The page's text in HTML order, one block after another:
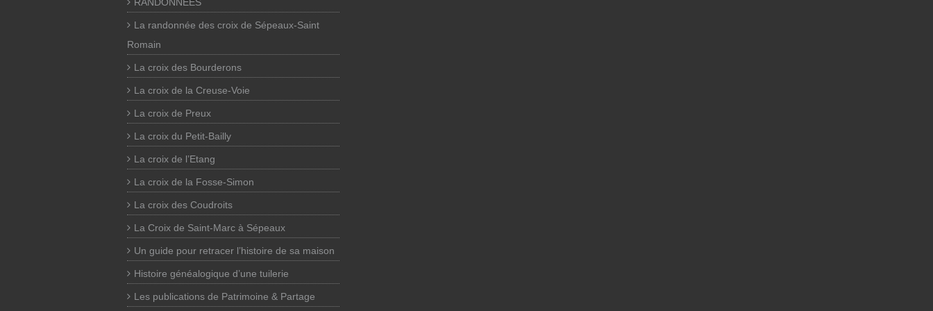
La randonnée des croix de Sépeaux-Saint
Romain
La croix des Bourderons
La croix de la Creuse-Voie
La croix de Preux
La croix du Petit-Bailly
La croix de l’Etang
La croix de la Fosse-Simon
La croix des Coudroits
La Croix de Saint-Marc à Sépeaux
Un guide pour retracer l’histoire de sa maison
Histoire généalogique d’une tuilerie
Les publications de Patrimoine & Partage